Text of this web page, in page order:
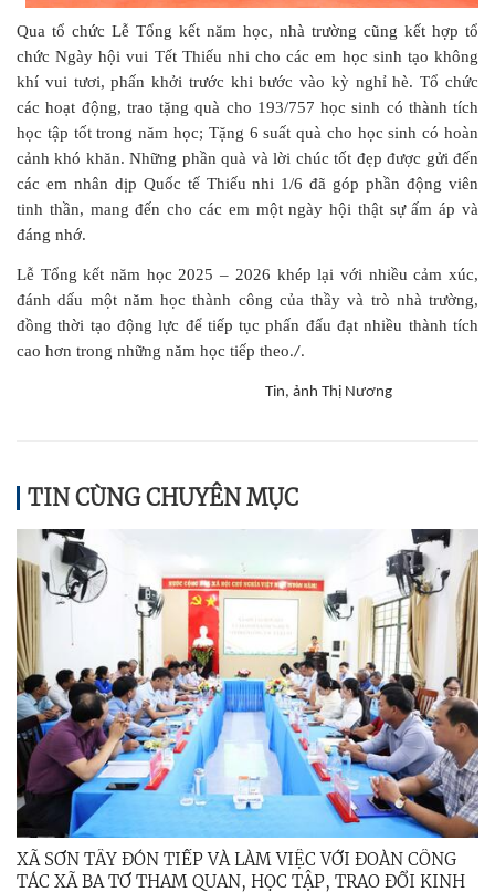
Qua tổ chức Lễ Tổng kết năm học, nhà trường cũng kết hợp tổ
chức Ngày hội vui Tết Thiếu nhi cho các em học sinh tạo không
khí vui tươi, phấn khởi trước khi bước vào kỳ nghỉ hè. Tổ chức
các hoạt động, trao tặng quà cho 193/757 học sinh có thành tích
học tập tốt trong năm học; Tặng 6 suất quà cho học sinh có hoàn
cảnh khó khăn. Những phần quà và lời chúc tốt đẹp được gửi đến
các em nhân dịp Quốc tế Thiếu nhi 1/6 đã góp phần động viên
tinh thần, mang đến cho các em một ngày hội thật sự ấm áp và
đáng nhớ.
Lễ Tổng kết năm học 2025 – 2026 khép lại với nhiều cảm xúc,
đánh dấu một năm học thành công của thầy và trò nhà trường,
đồng thời tạo động lực để tiếp tục phấn đấu đạt nhiều thành tích
cao hơn trong những năm học tiếp theo./.
Tin, ảnh Thị Nương
TIN CÙNG CHUYÊN MỤC
XÃ SƠN TÂY ĐÓN TIẾP VÀ LÀM VIỆC VỚI ĐOÀN CÔNG
TÁC XÃ BA TƠ THAM QUAN, HỌC TẬP, TRAO ĐỔI KINH